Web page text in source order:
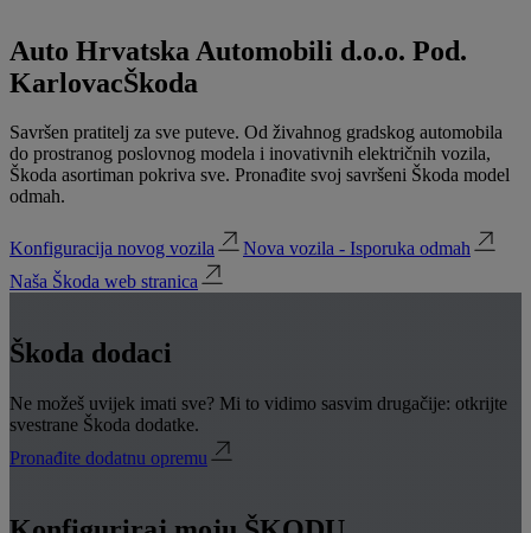
Auto Hrvatska Automobili d.o.o. Pod.
KarlovacŠkoda
Savršen pratitelj za sve puteve. Od živahnog gradskog automobila
do prostranog poslovnog modela i inovativnih električnih vozila,
Škoda asortiman pokriva sve. Pronađite svoj savršeni Škoda model
odmah.
Konfiguracija novog vozila
Nova vozila - Isporuka odmah
Naša Škoda web stranica
Škoda dodaci
Ne možeš uvijek imati sve? Mi to vidimo sasvim drugačije: otkrijte
svestrane Škoda dodatke.
Pronađite dodatnu opremu